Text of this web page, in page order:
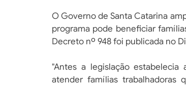
O Governo de Santa Catarina
programa pode beneficiar
Decreto nº 948 foi publicada no
"Antes a legislação
atender famílias trabalhadoras